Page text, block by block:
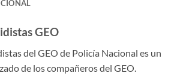
GEO
del GEO de Policía Nacional es un
de los compañeros del GEO.